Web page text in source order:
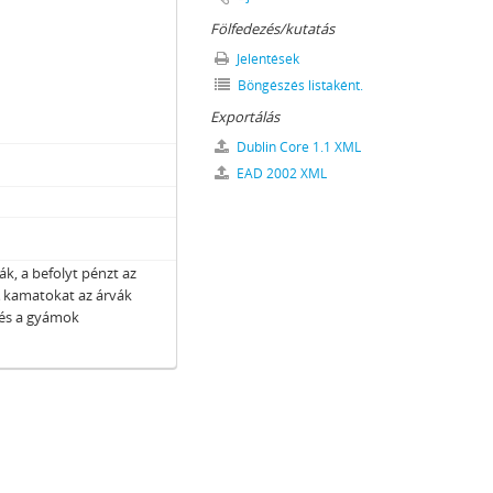
1867–1871
főkönyvek és főnaplók), 1848–1872
a befolyt pénzt az
az árvák
a gyámok
Fölfedezés/kutatás
Jelentések
Böngészés listaként.
Exportálás
Dublin Core 1.1 XML
EAD 2002 XML